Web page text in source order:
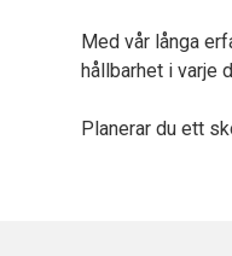
Med vår långa
hållbarhet i varje
Planerar du ett